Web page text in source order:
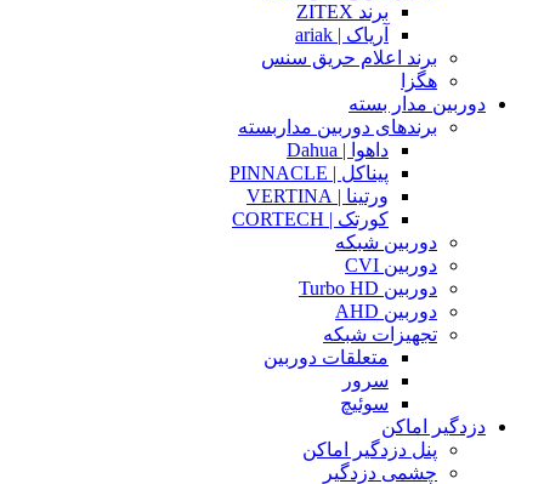
برند ZITEX
آریاک | ariak
برند اعلام حریق سنس
هگزا
دوربین مدار بسته
برندهای دوربین مداربسته
داهوا | Dahua
پیناکل | PINNACLE
ورتینا | VERTINA
کورتک | CORTECH
دوربین شبکه
دوربین CVI
دوربین Turbo HD
دوربین AHD
تجهیزات شبکه
متعلقات دوربین
سرور
سوئیچ
دزدگیر اماکن
پنل دزدگیر اماکن
چشمی دزدگیر